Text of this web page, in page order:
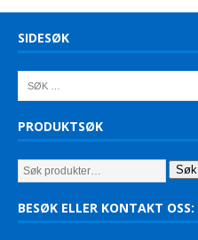
SIDESØK
PRODUKTSØK
Søk
BESØK ELLER KONTAKT OSS: